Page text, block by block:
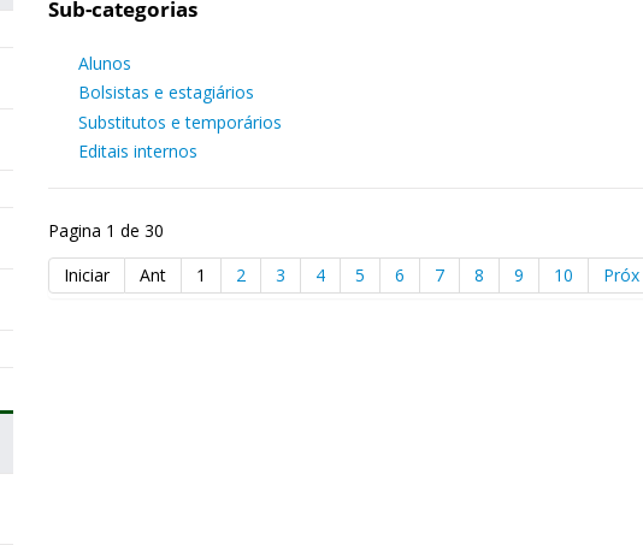
Sub-categorias
Alunos
Bolsistas e estagiários
Substitutos e temporários
Editais internos
Pagina 1 de 30
Iniciar
Ant 1 2 3 4 5 6 7 8 9 10 Próx